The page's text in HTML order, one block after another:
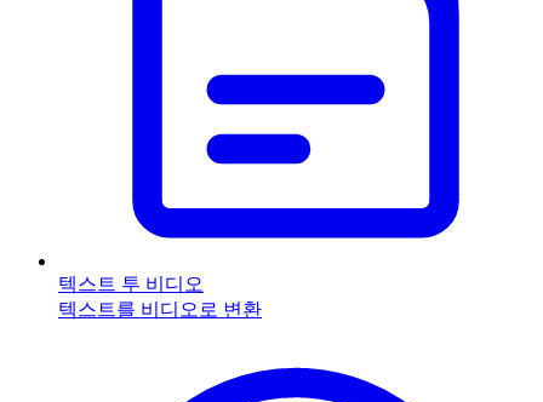
텍스트 투 비디오
텍스트를 비디오로 변환